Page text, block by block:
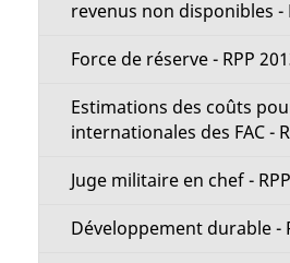
revenus non disponibles -
Force de réserve - RPP
Estimations des coûts
internationales des FAC -
Juge militaire en chef -
Développement durable -